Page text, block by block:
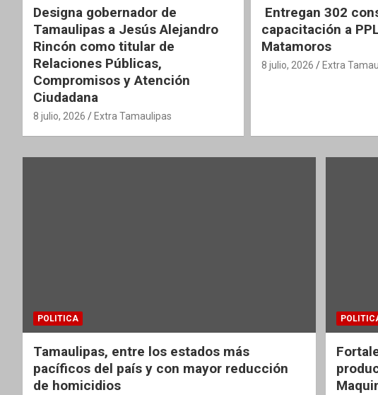
Designa gobernador de
Tamaulipas a Jesús Alejandro
Rincón como titular de
Relaciones Públicas,
Compromisos y Atención
Ciudadana
8 julio, 2026 Extra Tamaulipas
Entregan 302
capacitación a
Matamoros
8 julio, 2026 Extra
POLITICA
Tamaulipas, entre los estados más
pacíficos del país y con mayor reducción
de homicidios